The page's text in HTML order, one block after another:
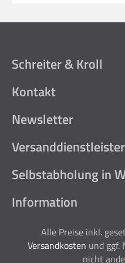
Schreiter & Kroll
Information
Kontakt
Newsletter
Versanddienstleister
Selbstabholung in
Alle Preise inkl.
Versandkosten und ggf.
nicht